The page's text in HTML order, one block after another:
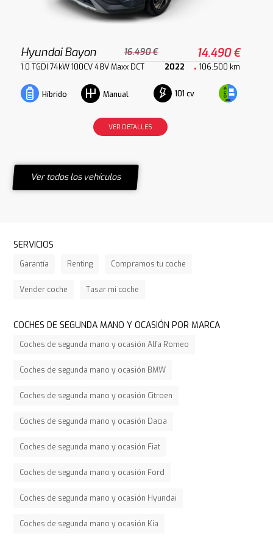
Hyundai Bayon 16.490 € 14.490 €
1.0 TGDI 74kW 100CV 48V Maxx DCT 2022 106.500 km
Híbrido Manual 101 cv
VER DETALLES
Ver todos los vehículos
SERVICIOS
Garantía Renting Compramos tu coche
Vender coche Tasar mi coche
COCHES DE SEGUNDA MANO Y OCASIÓN POR MARCA
Coches de segunda mano y ocasión Alfa Romeo
Coches de segunda mano y ocasión BMW
Coches de segunda mano y ocasión Citroen
Coches de segunda mano y ocasión Dacia
Coches de segunda mano y ocasión Fiat
Coches de segunda mano y ocasión Ford
Coches de segunda mano y ocasión Hyundai
Coches de segunda mano y ocasión Kia